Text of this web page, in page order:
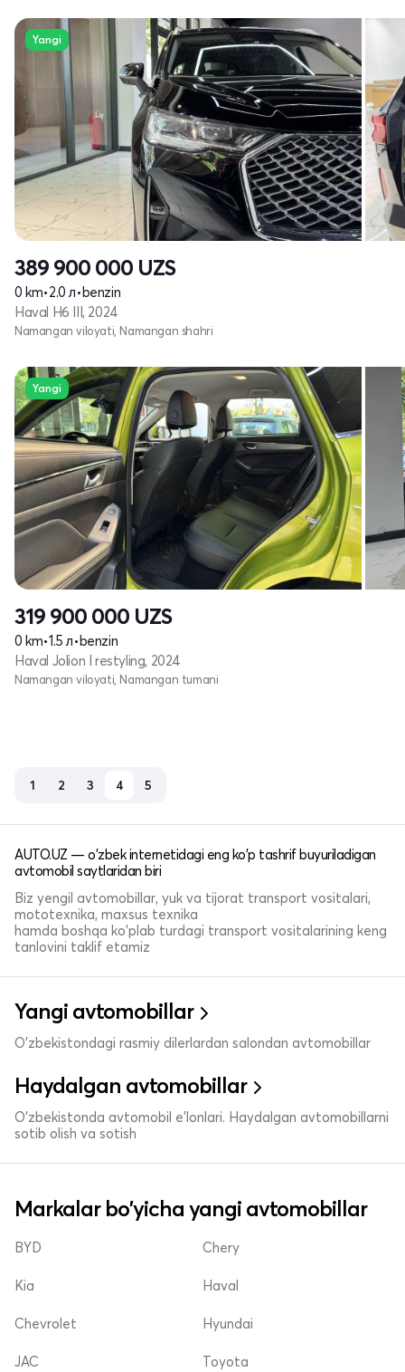
Yangi
389 900 000 UZS
0 km•2.0 л•benzin
Haval H6 III, 2024
Namangan viloyati, Namangan shahri
Yangi
319 900 000 UZS
0 km•1.5 л•benzin
Haval Jolion I restyling, 2024
Namangan viloyati, Namangan tumani
1 2 3 4 5
AUTO.UZ — o'zbek internetidagi eng ko'p tashrif buyuriladigan
avtomobil saytlaridan biri
Biz yengil avtomobillar, yuk va tijorat transport vositalari,
mototexnika, maxsus texnika
hamda boshqa ko'plab turdagi transport vositalarining keng
tanlovini taklif etamiz
Yangi avtomobillar
O'zbekistondagi rasmiy dilerlardan salondan avtomobillar
Haydalgan avtomobillar
O'zbekistonda avtomobil e’lonlari. Haydalgan avtomobillarni
sotib olish va sotish
Markalar bo'yicha yangi avtomobillar
BYD
Kia
Chevrolet
Chery
Haval
Hyundai
JAC Toyota